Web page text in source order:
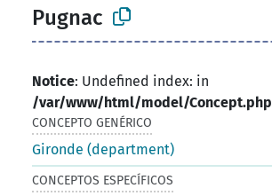
Pugnac
Notice: Undefined index: in
/var/www/html/model/Concept.php
CONCEPTO GENÉRICO
Gironde (department)
CONCEPTOS ESPECÍFICOS